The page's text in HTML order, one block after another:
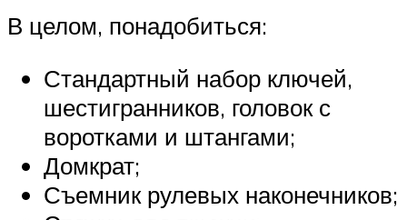
В целом, понадобиться:
Стандартный набор ключей,
шестигранников, головок с
воротками и штангами;
Домкрат;
Съемник рулевых наконечников;